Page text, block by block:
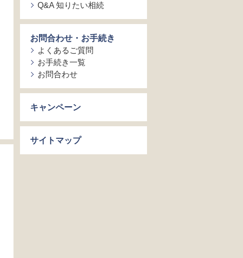
Q&A 知りたい相続
お問合わせ・お手続き
よくあるご質問
お手続き一覧
お問合わせ
キャンペーン
サイトマップ